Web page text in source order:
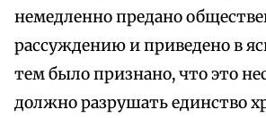
немедленно предано
рассуждению и приведено в
тем было признано, что это
должно разрушать единство